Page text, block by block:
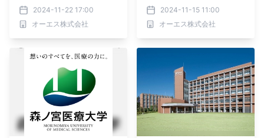
生き抜く力＜ファイヤー編
＞』12月7日に開催
2024-11-22 17:00
オーエス株式会社
生き抜く力＜ファイヤー編
＞』12月7日に開催
2024-11-15 11:00
オーエス株式会社